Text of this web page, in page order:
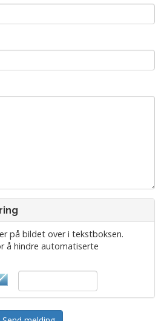
på bildet over i tekstboksen.
å hindre automatiserte